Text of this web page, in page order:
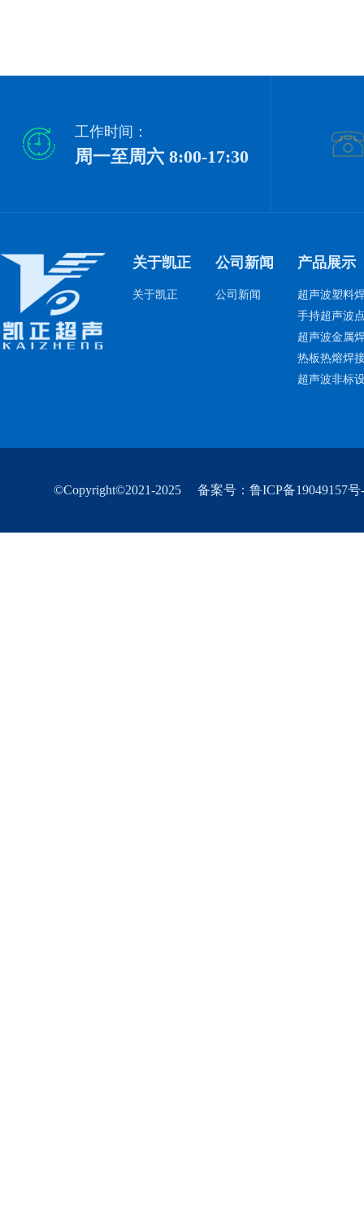
工作时间：
周一至周六 8:00-17:30
关于凯正
关于凯正
公司新闻
公司新闻
产品展示
超声波塑料
手持超声波
超声波金属
热板热熔焊
超声波非标
©Copyright©2021-2025 备案号：鲁ICP备19049157号